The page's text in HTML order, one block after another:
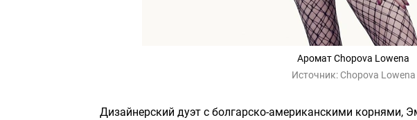
Аромат Chopova Lowena
Источник: Chopova Lowena
Дизайнерский дуэт с болгарско-американскими корнями,